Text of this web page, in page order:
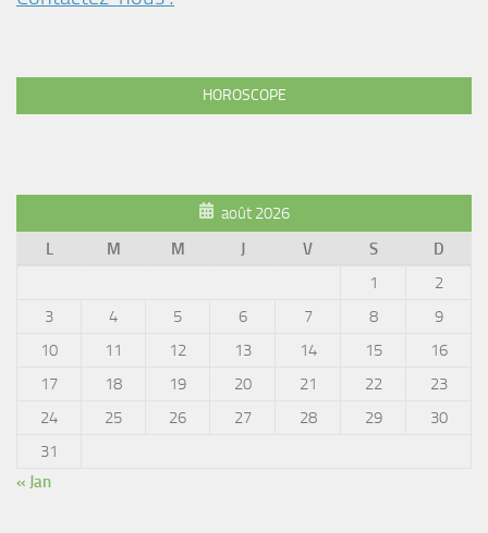
HOROSCOPE
août 2026
L
M M J V S
D
1
2
3
4 5 6 7 8
9
10
11 12 13 14 15
16
17
18 19 20 21 22
23
24
25 26 27 28 29
30
31
« Jan